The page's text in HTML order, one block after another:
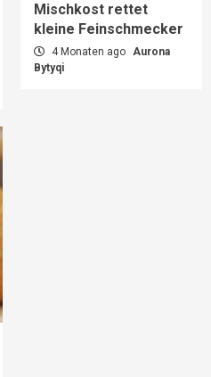
Mischkost rettet
kleine Feinschmecker
4 Monaten ago Aurona
Bytyqi